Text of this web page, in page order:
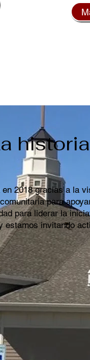
en 2018 gracias a la
para
para liderar la
estamos invitando